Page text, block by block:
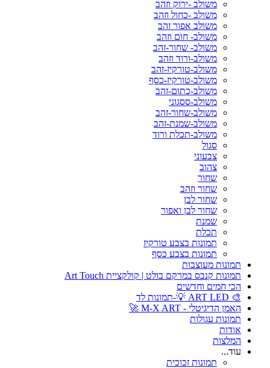
משולב -ירוק וזהב
משולב -כחול וזהב
משולב אפור זהב
משולב- חום וזהב
משולב- שחור-זהב
משולב-ורוד וזהב
משולב-טורקיז-זהב
משולב-טורקיז-כסף
משולב-כתום-זהב
משולב-ססגוני
משולב-שחור-זהב
משולב-שמנת-זהב
משולב-תכלת ורוד
סגול
צבעוני
צהוב
שחור
שחור וזהב
שחור לבן
שחור לבן ואפור
שמנת
תכלת
תמונות בצבע טורקיז
תמונות בצבע כסף
תמונות מעוצבות
תמונות קנבס במרקם בולט | קולקציית Art Touch
הכי חמים וחדשים
🎨 ART LED 💡-תמונות לד
האמן הדיגיטלי - M-X ART 🚀
תמונות עגולות
אודות
המלצות
עוד...
תמונות זכוכית